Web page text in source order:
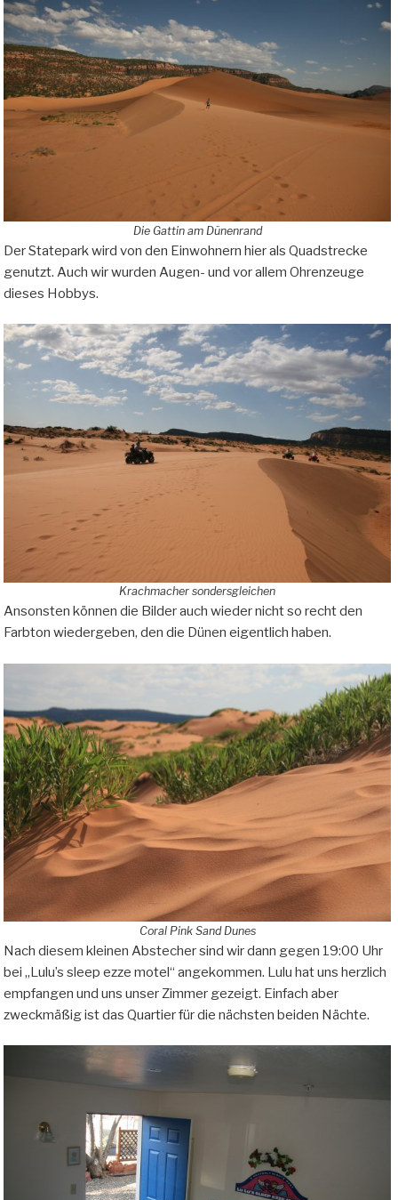
Die Gattin am Dünenrand
Der Statepark wird von den Einwohnern hier als Quadstrecke
genutzt. Auch wir wurden Augen- und vor allem Ohrenzeuge
dieses Hobbys.
Krachmacher sondersgleichen
Ansonsten können die Bilder auch wieder nicht so recht den
Farbton wiedergeben, den die Dünen eigentlich haben.
Coral Pink Sand Dunes
Nach diesem kleinen Abstecher sind wir dann gegen 19:00 Uhr
bei „Lulu’s sleep ezze motel“ angekommen. Lulu hat uns herzlich
empfangen und uns unser Zimmer gezeigt. Einfach aber
zweckmäßig ist das Quartier für die nächsten beiden Nächte.